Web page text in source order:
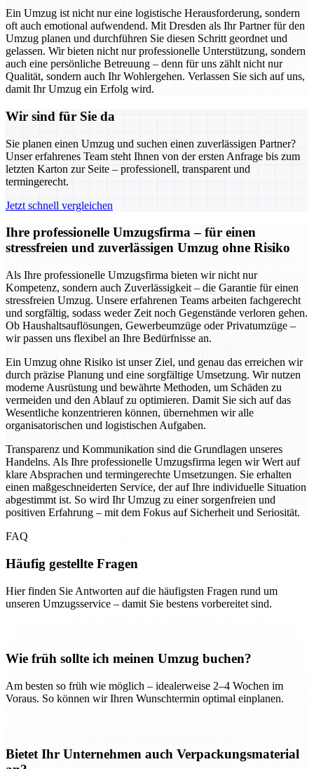
Ein Umzug ist nicht nur eine logistische Herausforderung, sondern
oft auch emotional aufwendend. Mit Dresden als Ihr Partner für den
Umzug planen und durchführen Sie diesen Schritt geordnet und
gelassen. Wir bieten nicht nur professionelle Unterstützung, sondern
auch eine persönliche Betreuung – denn für uns zählt nicht nur
Qualität, sondern auch Ihr Wohlergehen. Verlassen Sie sich auf uns,
damit Ihr Umzug ein Erfolg wird.
Wir sind für Sie da
Sie planen einen Umzug und suchen einen zuverlässigen Partner?
Unser erfahrenes Team steht Ihnen von der ersten Anfrage bis zum
letzten Karton zur Seite – professionell, transparent und
termingerecht.
Jetzt schnell vergleichen
Ihre professionelle Umzugsfirma – für einen
stressfreien und zuverlässigen Umzug ohne Risiko
Als Ihre professionelle Umzugsfirma bieten wir nicht nur
Kompetenz, sondern auch Zuverlässigkeit – die Garantie für einen
stressfreien Umzug. Unsere erfahrenen Teams arbeiten fachgerecht
und sorgfältig, sodass weder Zeit noch Gegenstände verloren gehen.
Ob Haushaltsauflösungen, Gewerbeumzüge oder Privatumzüge –
wir passen uns flexibel an Ihre Bedürfnisse an.
Ein Umzug ohne Risiko ist unser Ziel, und genau das erreichen wir
durch präzise Planung und eine sorgfältige Umsetzung. Wir nutzen
moderne Ausrüstung und bewährte Methoden, um Schäden zu
vermeiden und den Ablauf zu optimieren. Damit Sie sich auf das
Wesentliche konzentrieren können, übernehmen wir alle
organisatorischen und logistischen Aufgaben.
Transparenz und Kommunikation sind die Grundlagen unseres
Handelns. Als Ihre professionelle Umzugsfirma legen wir Wert auf
klare Absprachen und termingerechte Umsetzungen. Sie erhalten
einen maßgeschneiderten Service, der auf Ihre individuelle Situation
abgestimmt ist. So wird Ihr Umzug zu einer sorgenfreien und
positiven Erfahrung – mit dem Fokus auf Sicherheit und Seriosität.
FAQ
Häufig gestellte Fragen
Hier finden Sie Antworten auf die häufigsten Fragen rund um
unseren Umzugsservice – damit Sie bestens vorbereitet sind.
Wie früh sollte ich meinen Umzug buchen?
Am besten so früh wie möglich – idealerweise 2–4 Wochen im
Voraus. So können wir Ihren Wunschtermin optimal einplanen.
Bietet Ihr Unternehmen auch Verpackungsmaterial